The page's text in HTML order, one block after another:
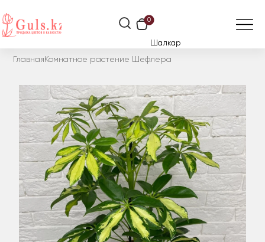
0
Шалкар
Главная Комнатное растение Шефлера